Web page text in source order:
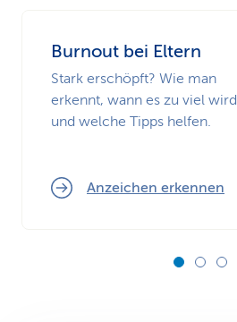
Burnout bei Eltern
Stark erschöpft? Wie man
erkennt, wann es zu viel wird
und welche Tipps helfen.
Anzeichen erkennen